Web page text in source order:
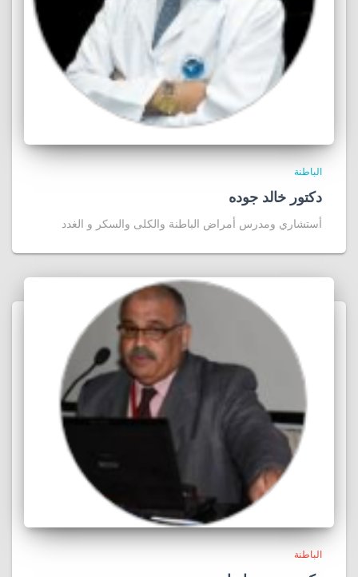
الباطنة
دكتور خالد جوده
أستشاري ومدرس أمراض الباطنة والكلى والسكر و الغدد
الباطنة